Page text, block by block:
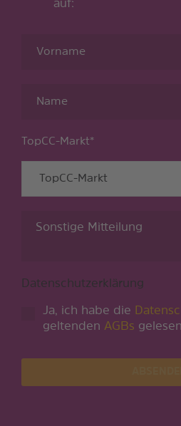
auf:
TopCC-Markt*
Datenschutzerklärung
Ja, ich habe die
geltenden AGBs